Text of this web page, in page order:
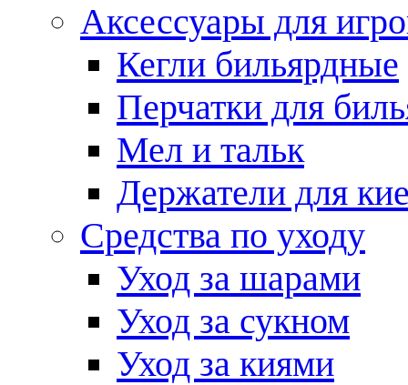
Аксессуары для
Кегли бильярдные
Перчатки для
Мел и тальк
Держатели для
Средства по уходу
Уход за шарами
Уход за сукном
Уход за киями